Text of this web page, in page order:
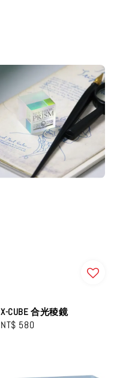
X-CUBE 合光稜鏡
Regular
NT$ 580